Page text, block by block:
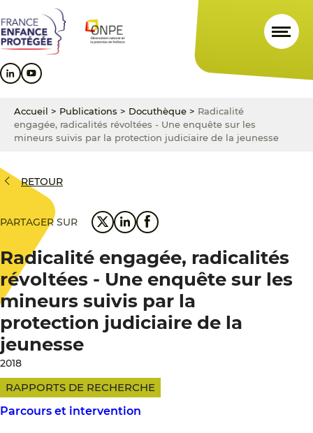
au
contenu
principal
au
menu
principal
au
pied
de
Accueil > Publications > Docuthèque > Radicalité
engagée, radicalités révoltées - Une enquête sur les
mineurs suivis par la protection judiciaire de la jeunesse
RETOUR
PARTAGER SUR
Radicalité engagée, radicalités
révoltées - Une enquête sur les
mineurs suivis par la
protection judiciaire de la
jeunesse
2018
RAPPORTS DE RECHERCHE
Parcours et intervention